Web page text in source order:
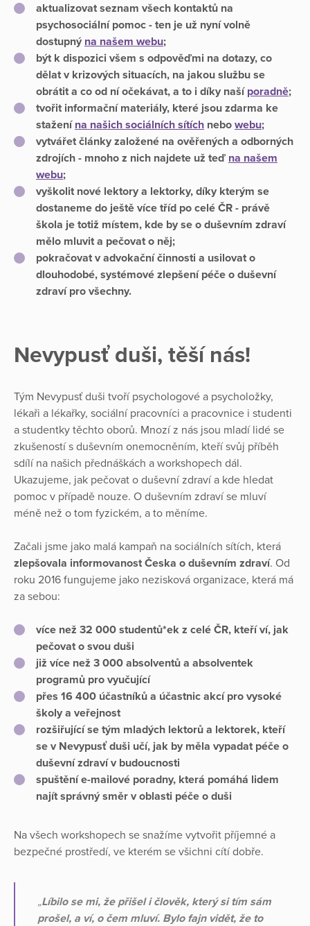
aktualizovat seznam všech kontaktů na
psychosociální pomoc - ten je už nyní volně
dostupný na našem webu;
být k dispozici všem s odpověďmi na dotazy, co
dělat v krizových situacích, na jakou službu se
obrátit a co od ní očekávat, a to i díky naší poradně;
tvořit informační materiály, které jsou zdarma ke
stažení na našich sociálních sítích nebo webu;
vytvářet články založené na ověřených a odborných
zdrojích - mnoho z nich najdete už teď na našem
webu;
vyškolit nové lektory a lektorky, díky kterým se
dostaneme do ještě více tříd po celé ČR - právě
škola je totiž místem, kde by se o duševním zdraví
mělo mluvit a pečovat o něj;
pokračovat v advokační činnosti a usilovat o
dlouhodobé, systémové zlepšení péče o duševní
zdraví pro všechny.
Nevypusť duši, těší nás!
Tým Nevypusť duši tvoří psychologové a psycholožky,
lékaři a lékařky, sociální pracovníci a pracovnice i studenti
a studentky těchto oborů. Mnozí z nás jsou mladí lidé se
zkušeností s duševním onemocněním, kteří svůj příběh
sdílí na našich přednáškách a workshopech dál.
Ukazujeme, jak pečovat o duševní zdraví a kde hledat
pomoc v případě nouze. O duševním zdraví se mluví
méně než o tom fyzickém, a to měníme.
Začali jsme jako malá kampaň na sociálních sítích, která
zlepšovala informovanost Česka o duševním zdraví. Od
roku 2016 fungujeme jako nezisková organizace, která má
za sebou:
více než 32 000 studentů*ek z celé ČR, kteří ví, jak
pečovat o svou duši
již více než 3 000 absolventů a absolventek
programů pro vyučující
přes 16 400 účastníků a účastnic akcí pro vysoké
školy a veřejnost
rozšiřující se tým mladých lektorů a lektorek, kteří
se v Nevypusť duši učí, jak by měla vypadat péče o
duševní zdraví v budoucnosti
spuštění e-mailové poradny, která pomáhá lidem
najít správný směr v oblasti péče o duši
Na všech workshopech se snažíme vytvořit příjemné a
bezpečné prostředí, ve kterém se všichni cítí dobře.
„Líbilo se mi, že přišel i člověk, který si tím sám
prošel, a ví, o čem mluví. Bylo fajn vidět, že to